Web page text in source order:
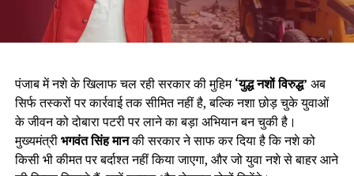
पंजाब में नशे के खिलाफ चल रही सरकार की मुहिम‘युद्ध नशों विरुद्ध’ अब
सिर्फ तस्करों पर कार्रवाई तक सीमित नहीं है, बल्कि नशा छोड़ चुके युवाओं
के जीवन को दोबारा पटरी पर लाने का बड़ा अभियान बन चुकी है।
मुख्यमंत्रीभगवंत सिंह मानकी सरकार ने साफ कर दिया है कि नशे को
किसी भी कीमत पर बर्दाश्त नहीं किया जाएगा, और जो युवा नशे से बाहर आने